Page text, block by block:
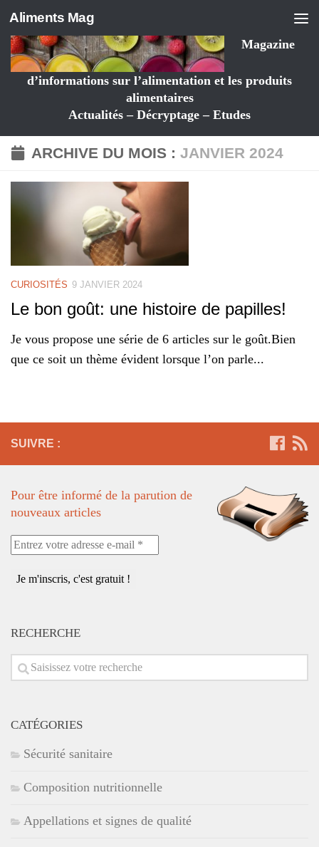
Aliments Mag
Magazine
d’informations sur l’alimentation et les produits
alimentaires
Actualités – Décryptage – Etudes
ARCHIVE DU MOIS : JANVIER 2024
CURIOSITÉS 9 JANVIER 2024
Le bon goût: une histoire de papilles!
Je vous propose une série de 6 articles sur le goût.Bien
que ce soit un thème évident lorsque l’on parle...
SUIVRE :
Pour être informé de la parution de
nouveaux articles
Entrez
votre
adresse
RECHERCHE
CATÉGORIES
Sécurité sanitaire
Composition nutritionnelle
Appellations et signes de qualité